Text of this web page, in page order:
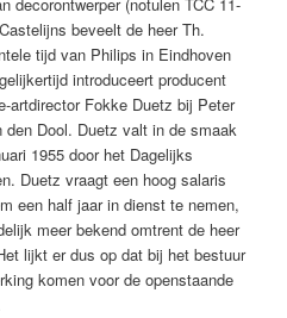
beveelt de heer Th.
tijd van Philips in Eindhoven
introduceert producent
artdirector Fokke Duetz bij Peter
Dool. Duetz valt in de smaak
1955 door het Dagelijks
Duetz vraagt een hoog salaris
een half jaar in dienst te nemen,
meer bekend omtrent de heer
lijkt er dus op dat bij het bestuur
komen voor de openstaande